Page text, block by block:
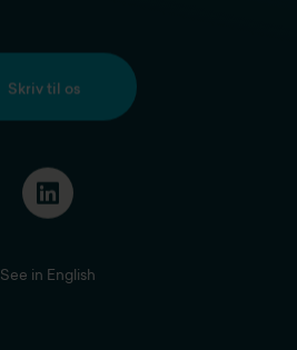
Skriv til os
See in English